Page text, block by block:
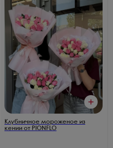
Клубничное мороженое из
кении от PIONFLO